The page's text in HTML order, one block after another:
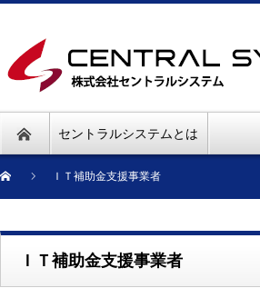
セントラルシステムとは
ＩＴ補助金支援事業者
ＩＴ補助金支援事業者